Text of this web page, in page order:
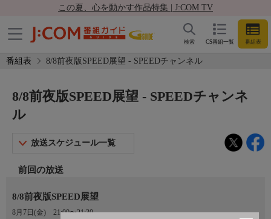
この夏、心を動かす作品特集 | J:COM TV
CS番組一覧 番組表
検索
番組表 8/8前夜版SPEED展望 - SPEEDチャンネル
8/8前夜版SPEED展望 - SPEEDチャンネ
ル
放送スケジュール一覧
前回の放送
8/8前夜版SPEED展望
8月7日(金) 21:00〜21:30